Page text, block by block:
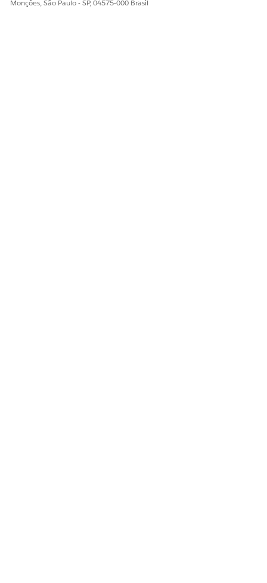
Monções, São Paulo - SP, 04575-000 Brasil